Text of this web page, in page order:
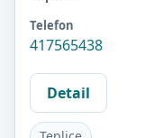
Telefon
417565438
Detail